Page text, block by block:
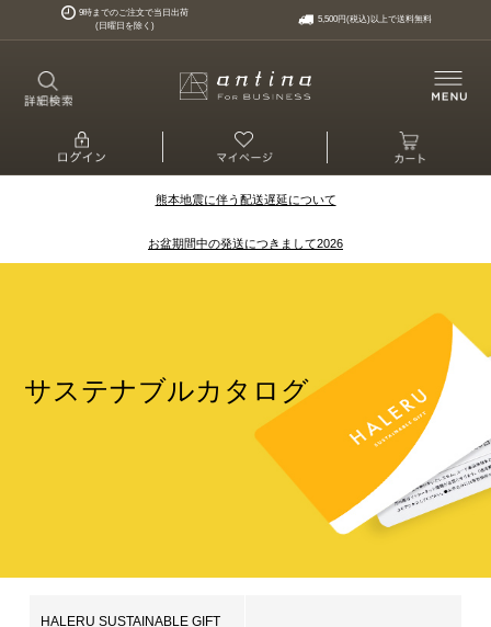
9時までのご注文で当日出荷
(日曜日を除く)
5,500円(税込)以上で送料無料
熊本地震に伴う配送遅延について
お盆期間中の発送につきまして2026
サステナブルカタログ
HALERU SUSTAINABLE GIFT